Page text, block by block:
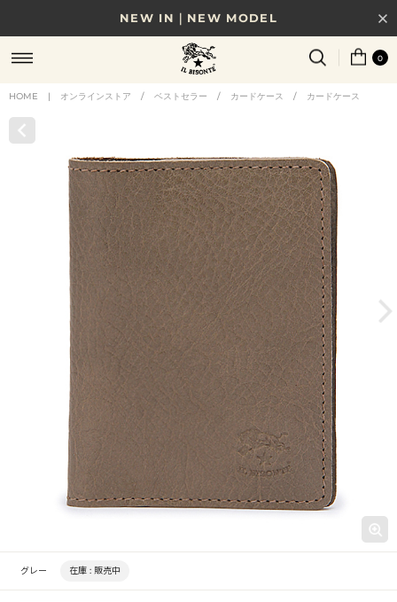
NEW IN｜NEW MODEL
8/17(月)10時まで｜税込11,000円以上で送料無料
贈る相手やシーンから選べる、新しいギフトガイド
0
HOME | オンラインストア / ベストセラー / カードケース / カードケース
グレー 在庫 : 販売中